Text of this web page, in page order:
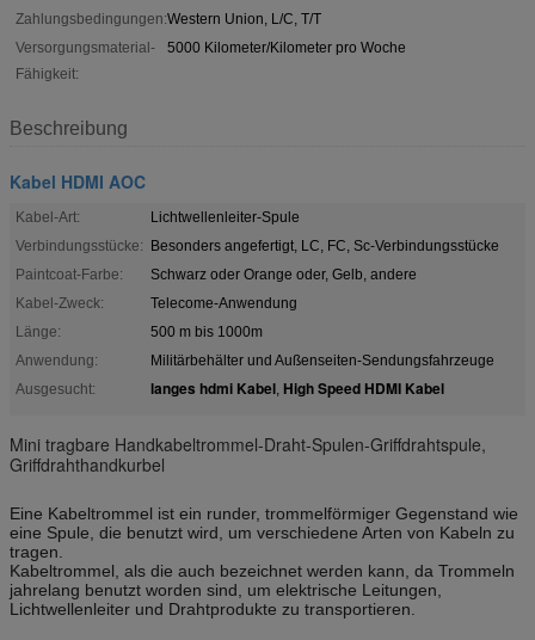
Zahlungsbedingungen:Western Union, L/C, T/T
Versorgungsmaterial-
Fähigkeit:
5000 Kilometer/Kilometer pro Woche
Beschreibung
Kabel HDMI AOC
Kabel-Art:
Lichtwellenleiter-Spule
Verbindungsstücke: Besonders angefertigt, LC, FC, Sc-Verbindungsstücke
Paintcoat-Farbe:
Schwarz oder Orange oder, Gelb, andere
Kabel-Zweck:
Telecome-Anwendung
Länge:
500 m bis 1000m
Anwendung:
Militärbehälter und Außenseiten-Sendungsfahrzeuge
Ausgesucht:
langes hdmi Kabel, High Speed HDMI Kabel
Mini tragbare Handkabeltrommel-Draht-Spulen-Griffdrahtspule,
Griffdrahthandkurbel
Eine Kabeltrommel ist ein runder, trommelförmiger Gegenstand wie
eine Spule, die benutzt wird, um verschiedene Arten von Kabeln zu
tragen.
Kabeltrommel, als die auch bezeichnet werden kann, da Trommeln
jahrelang benutzt worden sind, um elektrische Leitungen,
Lichtwellenleiter und Drahtprodukte zu transportieren.